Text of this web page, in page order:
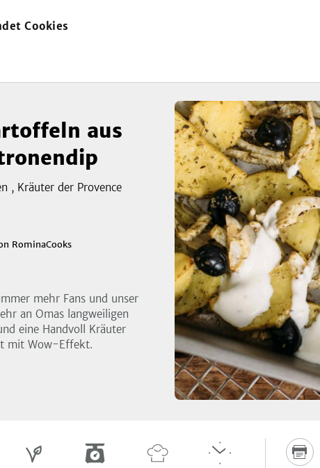
Cookies
Ofen mit Zitronendip
Bild
3
zeigen
aus
, Kräuter der Provence
RominaCooks
mehr Fans und unser
an Omas langweiligen
eine Handvoll Kräuter
mit Wow-Effekt.